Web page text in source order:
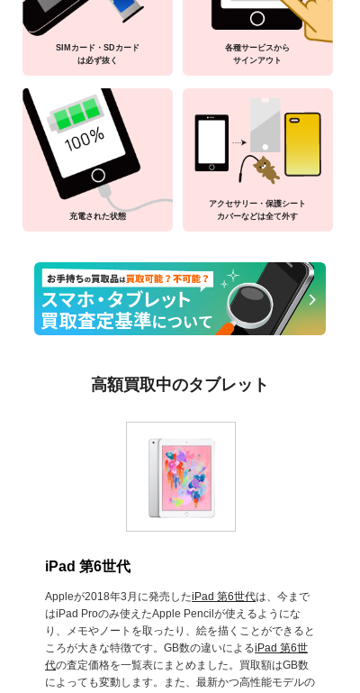
SIMカード・SDカード
は必ず抜く
各種サービスから
サインアウト
充電された状態
アクセサリー・保護シート
カバーなどは全て外す
高額買取中のタブレット
iPad 第6世代
Appleが2018年3月に発売したiPad 第6世代は、今まで
はiPad Proのみ使えたApple Pencilが使えるようにな
り、メモやノートを取ったり、絵を描くことができると
ころが大きな特徴です。GB数の違いによるiPad 第6世
代の査定価格を一覧表にまとめました。買取額はGB数
によっても変動します。また、最新かつ高性能モデルの